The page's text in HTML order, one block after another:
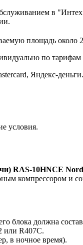
в
площадь около
по
Яндекс-деньги.
условия.
RAS-10HNCE
компрессором и
блока должна
или R407C.
в ночное время).